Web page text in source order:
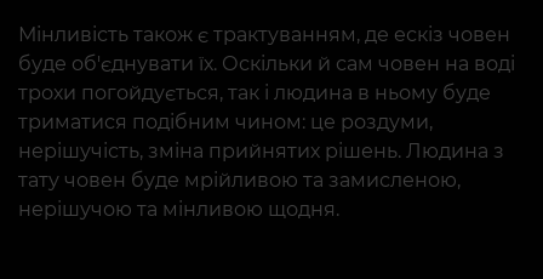
Мінливість також є трактуванням, де ескіз човен
буде об'єднувати їх. Оскільки й сам човен на воді
трохи погойдується, так і людина в ньому буде
триматися подібним чином: це роздуми,
нерішучість, зміна прийнятих рішень. Людина з
тату човен буде мрійливою та замисленою,
нерішучою та мінливою щодня.